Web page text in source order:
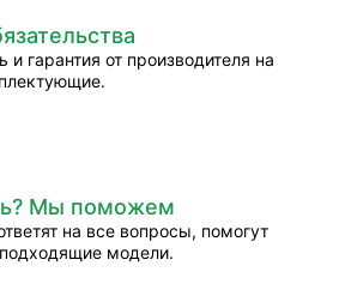
гарантия от производителя на
Мы поможем
на все вопросы, помогут
модели.